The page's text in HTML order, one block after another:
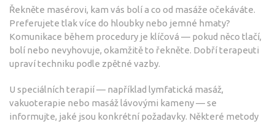
Řekněte masérovi, kam vás bolí a co od masáže očekáváte.
Preferujete tlak více do hloubky nebo jemné hmaty?
Komunikace během procedury je klíčová — pokud něco tlačí,
bolí nebo nevyhovuje, okamžitě to řekněte. Dobří terapeuti
upraví techniku podle zpětné vazby.
U speciálních terapií — například lymfatická masáž,
vakuoterapie nebo masáž lávovými kameny — se
informujte, jaké jsou konkrétní požadavky. Některé metody